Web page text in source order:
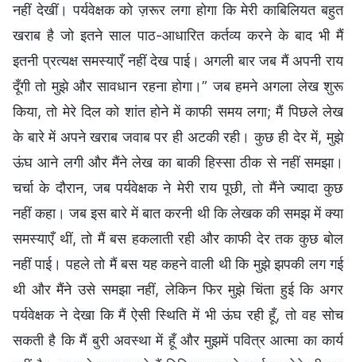
नहीं देखीं। पर्यवेक्षक को ज़रूर लगा होगा कि मेरी काबिलियत बहुत
खराब है जो इतने साल पाठ-आधारित कर्तव्य करने के बाद भी मैं
इतनी प्रत्यक्ष समस्याएँ नहीं देख पाई। अगली बार जब मैं अपनी राय
दूँगी तो मुझे और सावधान रहना होगा।” जब हमने अगला लेख शुरू
किया, तो मेरे दिल को शांत होने में काफी समय लगा; मैं पिछले लेख
के बारे में अपने खराब जवाब पर ही अटकी रही। कुछ ही देर में, मुझे
ऊंघ आने लगी और मैंने लेख का बाकी हिस्सा ठीक से नहीं समझा।
चर्चा के दौरान, जब पर्यवेक्षक ने मेरी राय पूछी, तो मैंने ज्यादा कुछ
नहीं कहा। जब इस बारे में बात करनी थी कि लेखक की समझ में क्या
समस्याएँ थीं, तो मैं बस हकलाती रही और काफी देर तक कुछ बोल
नहीं पाई। पहले तो मैं बस यह कहने वाली थी कि मुझे झपकी लग गई
थी और मैंने उसे समझा नहीं, लेकिन फिर मुझे चिंता हुई कि अगर
पर्यवेक्षक ने देखा कि मैं ऐसी स्थिति में भी ऊंघ रही हूँ, तो वह सोच
सकती है कि मैं बुरी अवस्था में हूँ और मुझमें पवित्र आत्मा का कार्य